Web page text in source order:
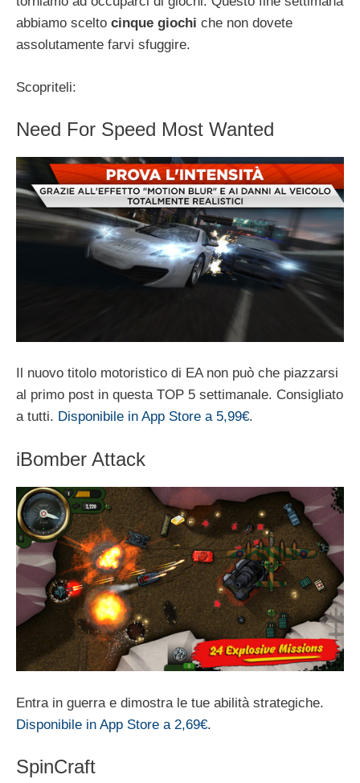
abbiamo scelto cinque giochi che non dovete
assolutamente farvi sfuggire.
Scopriteli:
Need For Speed Most Wanted
Il nuovo titolo motoristico di EA non può che piazzarsi
al primo post in questa TOP 5 settimanale. Consigliato
a tutti. Disponibile in App Store a 5,99€.
iBomber Attack
Entra in guerra e dimostra le tue abilità strategiche.
Disponibile in App Store a 2,69€.
SpinCraft